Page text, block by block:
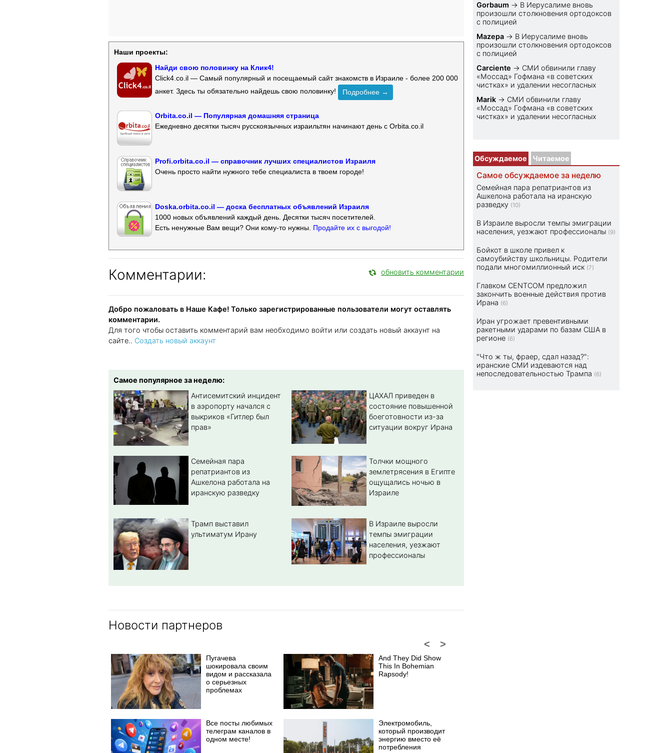
Наши проекты:
Найди свою половинку на Клик4!
Click4.co.il — Самый популярный и посещаемый сайт знакомств в Израиле - более 200 000
анкет. Здесь ты обязательно найдешь свою половинку!
Подробнее →
Orbita.co.il — Популярная домашняя страница
Ежедневно десятки тысяч русскоязычных израильтян начинают день с Orbita.co.il
Profi.orbita.co.il — справочник лучших специалистов Израиля
Очень просто найти нужного тебе специалиста в твоем городе!
Doska.orbita.co.il — доска бесплатных объявлений Израиля
1000 новых объявлений каждый день. Десятки тысяч посетителей.
Есть ненужные Вам вещи? Они кому-то нужны. Продайте их с выгодой!
Комментарии: обновить комментарии
Добро пожаловать в Наше Кафе! Только зарегистрированные пользователи могут оставлять
комментарии.
Для того чтобы оставить комментарий вам необходимо войти или создать новый аккаунт на
сайте.. Создать новый аккаунт
Самое популярное за неделю:
Антисемитский инцидент
в аэропорту начался с
выкриков «Гитлер был
прав»
ЦАХАЛ приведен в
состояние повышенной
боеготовности из-за
ситуации вокруг Ирана
Семейная пара
репатриантов из
Ашкелона работала на
иранскую разведку
Толчки мощного
землетрясения в Египте
ощущались ночью в
Израиле
Трамп выставил
ультиматум Ирану
В Израиле выросли
темпы эмиграции
населения, уезжают
профессионалы
Новости партнеров
>
<
Пугачева
шокировала своим
видом и рассказала
о серьезных
проблемах
And They Did Show
This In Bohemian
Rapsody!
Все посты любимых
телеграм каналов в
одном месте!
Электромобиль,
который производит
энергию вместо её
потребления
Gorbaum → В Иерусалиме вновь
произошли столкновения ортодоксов
с полицией
Mazepa → В Иерусалиме вновь
произошли столкновения ортодоксов
с полицией
Carciente → СМИ обвинили главу
«Моссад» Гофмана «в советских
чистках» и удалении несогласных
Marik → СМИ обвинили главу
«Моссад» Гофмана «в советских
чистках» и удалении несогласных
Обсуждаемое Читаемое
Самое обсуждаемое за неделю
Семейная пара репатриантов из
Ашкелона работала на иранскую
разведку (10)
В Израиле выросли темпы эмиграции
населения, уезжают профессионалы (9)
Бойкот в школе привел к
самоубийству школьницы. Родители
подали многомиллионный иск (7)
Главком CENTCOM предложил
закончить военные действия против
Ирана (6)
Иран угрожает превентивными
ракетными ударами по базам США в
регионе (6)
"Что ж ты, фраер, сдал назад?":
иранские СМИ издеваются над
непоследовательностью Трампа (6)